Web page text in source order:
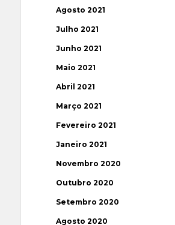
Agosto 2021
Julho 2021
Junho 2021
Maio 2021
Abril 2021
Março 2021
Fevereiro 2021
Janeiro 2021
Novembro 2020
Outubro 2020
Setembro 2020
Agosto 2020